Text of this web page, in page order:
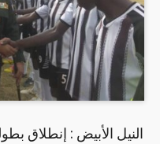
النيل الأبيض : إنطلاق